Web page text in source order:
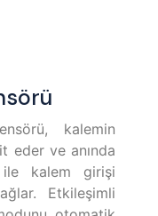
kalemin
eder ve anında
kalem girişi
Etkileşimli